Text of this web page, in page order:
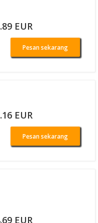
EUR
Pesan sekarang
EUR
Pesan sekarang
EUR